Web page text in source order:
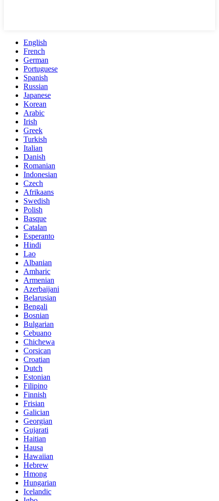
English
French
German
Portuguese
Spanish
Russian
Japanese
Korean
Arabic
Irish
Greek
Turkish
Italian
Danish
Romanian
Indonesian
Czech
Afrikaans
Swedish
Polish
Basque
Catalan
Esperanto
Hindi
Lao
Albanian
Amharic
Armenian
Azerbaijani
Belarusian
Bengali
Bosnian
Bulgarian
Cebuano
Chichewa
Corsican
Croatian
Dutch
Estonian
Filipino
Finnish
Frisian
Galician
Georgian
Gujarati
Haitian
Hausa
Hawaiian
Hebrew
Hmong
Hungarian
Icelandic